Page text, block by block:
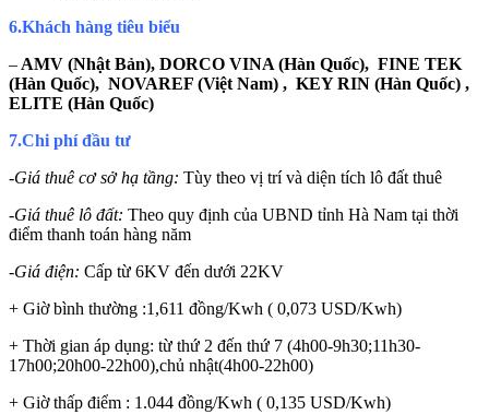
6.Khách hàng tiêu biểu
– AMV (Nhật Bản), DORCO VINA (Hàn Quốc), FINE TEK
(Hàn Quốc), NOVAREF (Việt Nam) , KEY RIN (Hàn Quốc) ,
ELITE (Hàn Quốc)
7.Chi phí đầu tư
-Giá thuê cơ sở hạ tầng: Tùy theo vị trí và diện tích lô đất thuê
-Giá thuê lô đất: Theo quy định của UBND tỉnh Hà Nam tại thời
điểm thanh toán hàng năm
-Giá điện: Cấp từ 6KV đến dưới 22KV
+ Giờ bình thường :1,611 đồng/Kwh ( 0,073 USD/Kwh)
+ Thời gian áp dụng: từ thứ 2 đến thứ 7 (4h00-9h30;11h30-
17h00;20h00-22h00),chủ nhật(4h00-22h00)
+ Giờ thấp điểm : 1.044 đồng/Kwh ( 0,135 USD/Kwh)